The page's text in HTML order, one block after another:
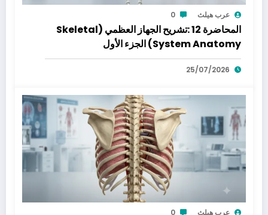
عرب هيلث 0
المحاضرة 12 :تشريح الجهاز العظمي (Skeletal
System Anatomy) الجزء الأول
25/07/2026
عرب هيلث 0